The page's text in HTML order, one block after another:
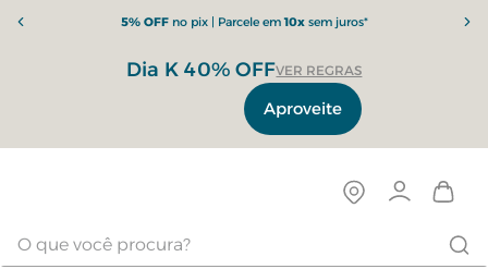
5% OFFno pix | Parcele em10xsem juros*
Dia K 40% OFFVER REGRAS
Aproveite